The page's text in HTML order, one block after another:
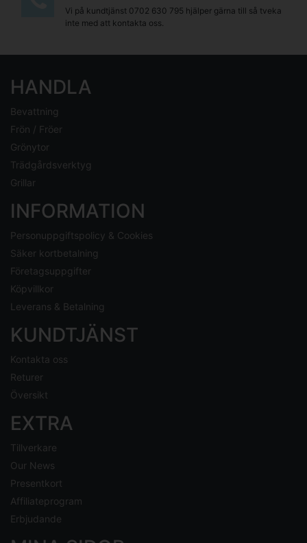
Vi på kundtjänst 0702 630 795 hjälper gärna till så tveka
inte med att kontakta oss.
HANDLA
Bevattning
Frön / Fröer
Grönytor
Trädgårdsverktyg
Grillar
INFORMATION
Personuppgiftspolicy & Cookies
Säker kortbetalning
Företagsuppgifter
Köpvillkor
Leverans & Betalning
KUNDTJÄNST
Kontakta oss
Returer
Översikt
EXTRA
Tillverkare
Our News
Presentkort
Affiliateprogram
Erbjudande